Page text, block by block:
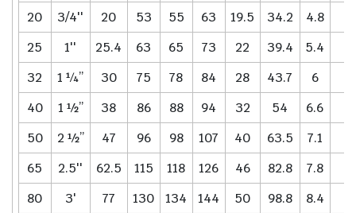
20
3/4'' 20 53 55 63 19.5 34.2 4.8
25
1'' 25.4 63 65 73 22 39.4 5.4
32
1 ¼’’ 30 75 78 84 28 43.7 6
40
1 ½’’ 38 86 88 94 32 54 6.6
50
2 ½’’ 47 96 98 107 40 63.5 7.1
65
2.5'' 62.5 115 118 126 46 82.8 7.8
80
3' 77 130 134 144 50 98.8 8.4